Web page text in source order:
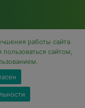
Все права защищены.
работы сайта
сайтом,